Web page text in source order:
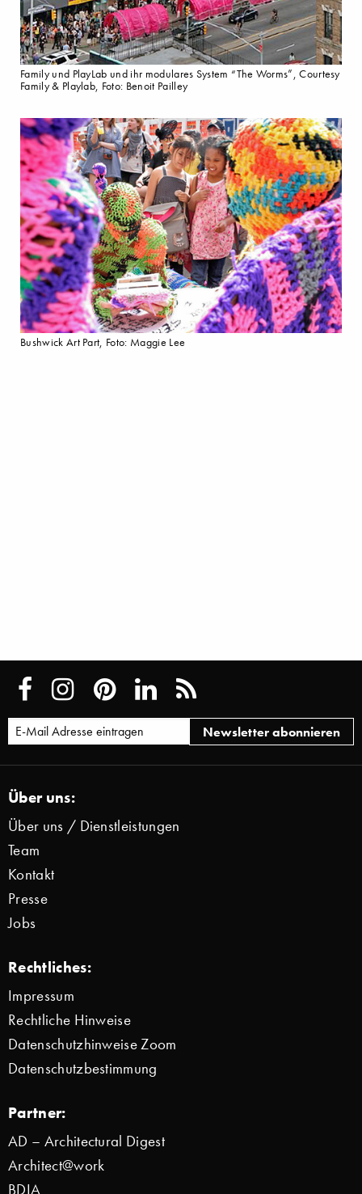
Family und PlayLab und ihr modulares System “The Worms”, Courtesy
Family & Playlab, Foto: Benoit Pailley
Bushwick Art Part, Foto: Maggie Lee
Über uns:
Über uns / Dienstleistungen
Team
Kontakt
Presse
Jobs
Rechtliches:
Impressum
Rechtliche Hinweise
Datenschutzhinweise Zoom
Datenschutzbestimmung
Partner:
AD – Architectural Digest
Architect@work
BDIA